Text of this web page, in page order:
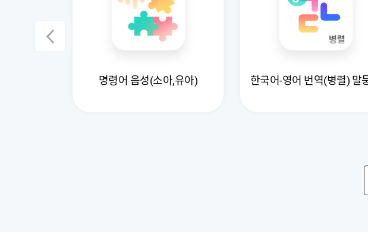
명령어 음성(소아,유아) 한국어-영어 번역(병렬) 말